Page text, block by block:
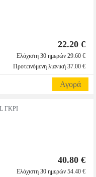
22.20 €
Ελάχιστη 30 ημερών 29.60 €
Προτεινόμενη λιανική 37.00 €
Αγορά
ΓΚΡΙ
40.80 €
Ελάχιστη 30 ημερών 54.40 €